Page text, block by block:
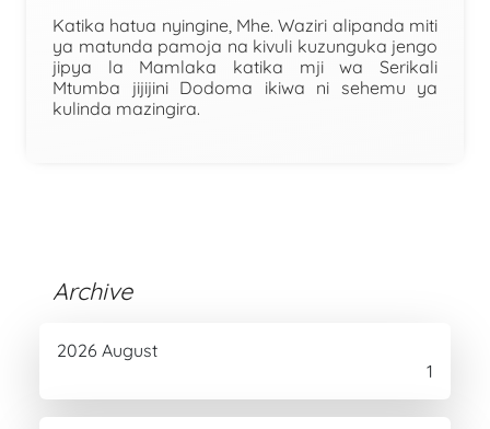
Katika hatua nyingine, Mhe. Waziri alipanda miti
ya matunda pamoja na kivuli kuzunguka jengo
jipya la Mamlaka katika mji wa Serikali
Mtumba jijijini Dodoma ikiwa ni sehemu ya
kulinda mazingira.
Archive
2026 August
1